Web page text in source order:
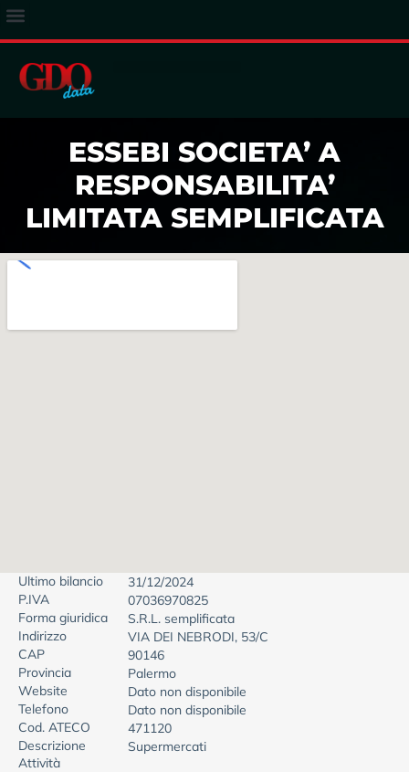
ESSEBI SOCIETA’ A
RESPONSABILITA’
LIMITATA SEMPLIFICATA
Ultimo bilancio
31/12/2024
P.IVA
07036970825
Forma giuridica
S.R.L. semplificata
Indirizzo
VIA DEI NEBRODI, 53/C
CAP
90146
Provincia
Palermo
Website
Dato non disponibile
Telefono
Dato non disponibile
Cod. ATECO
471120
Descrizione
Attività
Supermercati